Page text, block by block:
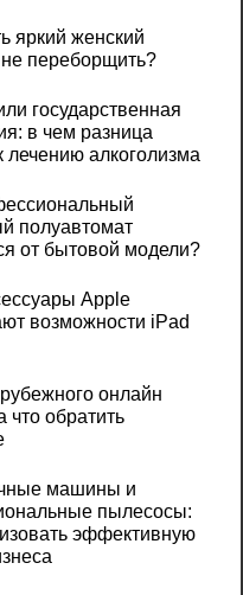
яркий женский
переборщить?
государственная
в чем разница
лечению алкоголизма
полуавтомат
от бытовой модели?
Apple
возможности iPad
онлайн
что обратить
машины и
пылесосы:
эффективную